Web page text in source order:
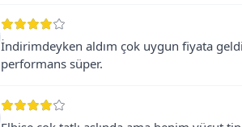
İndirimdeyken aldım çok uygun fiyata
performans süper.